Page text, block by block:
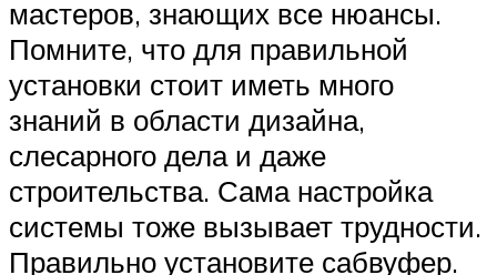
мастеров, знающих все нюансы.
Помните, что для правильной
установки стоит иметь много
знаний в области дизайна,
слесарного дела и даже
строительства. Сама настройка
системы тоже вызывает трудности.
Правильно установите сабвуфер.